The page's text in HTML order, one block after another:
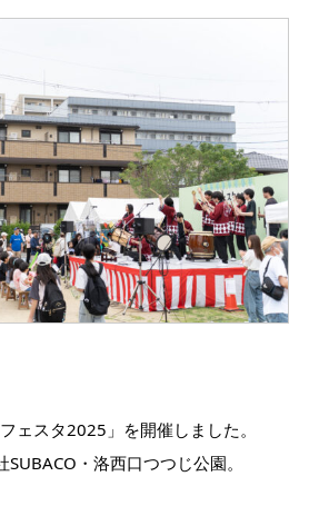
ェスタ2025 」を開催しました。
SUBACO・洛西口つつじ公園。